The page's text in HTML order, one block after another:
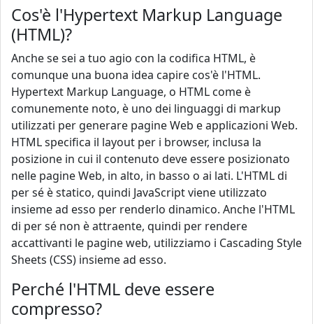
Cos'è l'Hypertext Markup Language
(HTML)?
Anche se sei a tuo agio con la codifica HTML, è
comunque una buona idea capire cos'è l'HTML.
Hypertext Markup Language, o HTML come è
comunemente noto, è uno dei linguaggi di markup
utilizzati per generare pagine Web e applicazioni Web.
HTML specifica il layout per i browser, inclusa la
posizione in cui il contenuto deve essere posizionato
nelle pagine Web, in alto, in basso o ai lati. L'HTML di
per sé è statico, quindi JavaScript viene utilizzato
insieme ad esso per renderlo dinamico. Anche l'HTML
di per sé non è attraente, quindi per rendere
accattivanti le pagine web, utilizziamo i Cascading Style
Sheets (CSS) insieme ad esso.
Perché l'HTML deve essere
compresso?